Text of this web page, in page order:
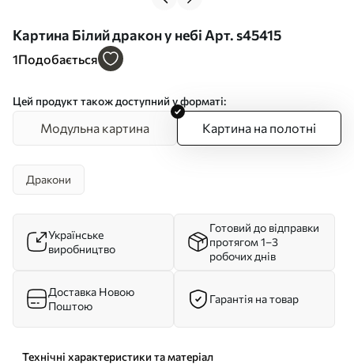
Картина Білий дракон у небі Арт. s45415
1Подобається
Цей продукт також доступний у форматі:
Модульна картина Картина на полотні
Дракони
Українське
виробництво
Готовий до відправки
протягом 1–3
робочих днів
Доставка Новою
Поштою
Гарантія на товар
Технічні характеристики та матеріал